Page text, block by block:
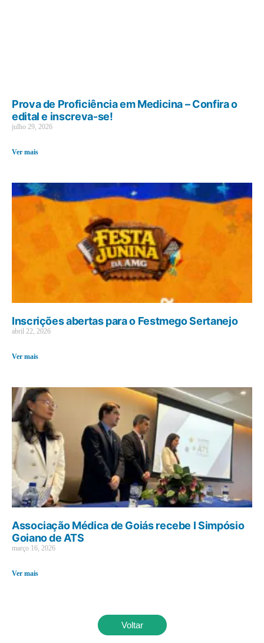
Prova de Proficiência em Medicina – Confira o
edital e inscreva-se!
julho 29, 2026
Ver mais
Inscrições abertas para o Festmego Sertanejo
abril 22, 2026
Ver mais
Associação Médica de Goiás recebe I Simpósio
Goiano de ATS
março 16, 2026
Ver mais
Voltar